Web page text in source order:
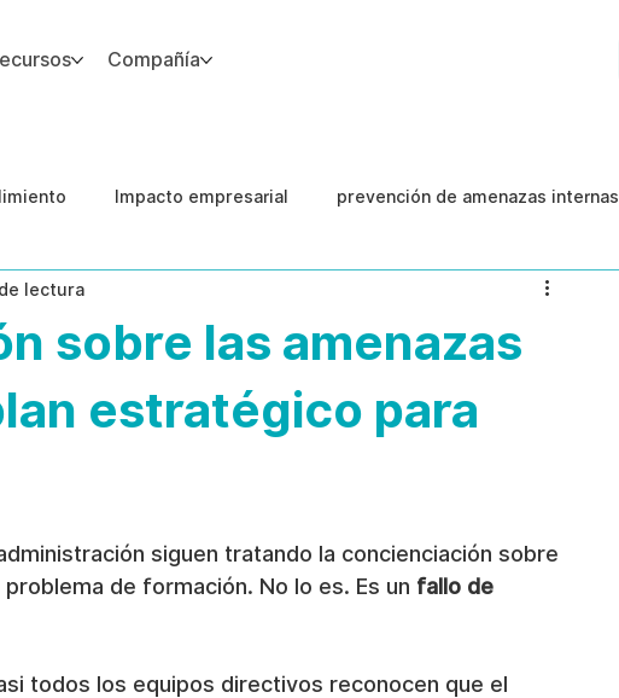
Compañía
Impacto empresarial prevención de amenazas internas
del Capital Humano
sobre las amenazas
estratégico para
lectura
siguen tratando la concienciación sobre
de formación. No lo es. Es un fallo de
todos los equipos directivos reconocen que el